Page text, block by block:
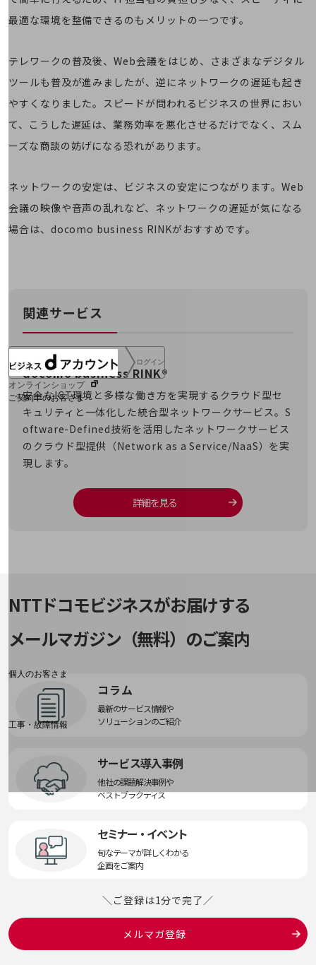
経営情報TOP
決算公告
電子公告
基礎的電気通信役務損益明細表
採用情報
経験者採用
障がい者採用
NTTドコモグループ
ログイン
オンラインショップ
ご契約中のお客さま
サービス別サポート情報
ご契約中サービスの一元管理
料金分析(ご利用料金管理サービス)
個人のお客さま
NTTドコモ
OCNなど
工事・故障情報
SDPFナレッジセンター
NTTドコモ 通信障害情報
最適な環境を整備できるのもメリットの一つです。
テレワークの普及後、Web会議をはじめ、さまざまなデジタル
ツールも普及が進みましたが、逆にネットワークの遅延も起き
やすくなりました。スピードが問われるビジネスの世界におい
て、こうした遅延は、業務効率を悪化させるだけでなく、スム
ーズな商談の妨げになる恐れがあります。
ネットワークの安定は、ビジネスの安定につながります。Web
会議の映像や音声の乱れなど、ネットワークの遅延が気になる
場合は、docomo business RINKがおすすめです。
関連サービス
docomo business RINK®
安全なICT環境と多様な働き方を実現するクラウド型セ
キュリティと一体化した統合型ネットワークサービス。S
oftware-Defined技術を活用したネットワークサービス
のクラウド型提供（Network as a Service/NaaS）を実
現します。
詳細を見る
NTTドコモビジネスがお届けする
メールマガジン（無料）のご案内
コラム
最新のサービス情報や
ソリューションのご紹介
サービス導入事例
他社の課題解決事例や
ベストプラクティス
セミナー・イベント
旬なテーマが詳しくわかる
企画をご案内
＼ご登録は1分で完了／
メルマガ登録